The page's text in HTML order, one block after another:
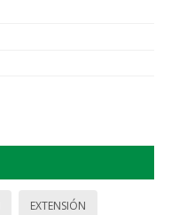
EXTENSIÓN